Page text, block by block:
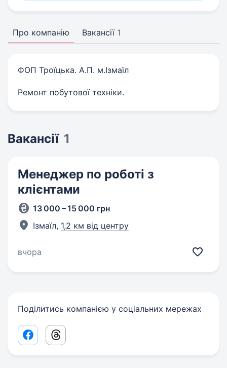
Про компанію Вакансії 1
ФОП Троїцька. А.П. м.Ізмаїл
Ремонт побутової техніки.
Вакансії 1
Менеджер по роботі з
клієнтами
13 000 – 15 000 грн
Ізмаїл, 1,2 км від центру
вчора
Поділитись компанією у соціальних мережах
Facebook share link
Threads share link